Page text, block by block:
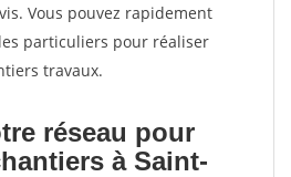
Vous pouvez rapidement
particuliers pour réaliser
travaux.
réseau pour
à Saint-